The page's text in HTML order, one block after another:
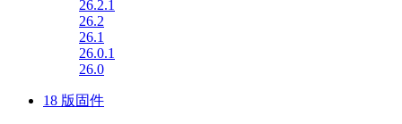
26.2.1
26.2
26.1
26.0.1
26.0
18 版固件